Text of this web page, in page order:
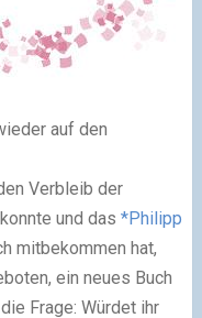
auf den
Verbleib der
und das *Philipp
mitbekommen hat,
ein neues Buch
Frage: Würdet ihr